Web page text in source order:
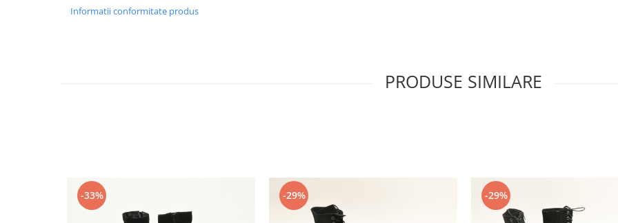
Informatii conformitate produs
PRODUSE SIMILARE
-33% -29% -29%